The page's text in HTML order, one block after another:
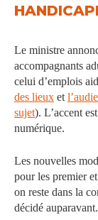
Le ministre
accompagnants
celui d’emplois
des lieux et
sujet). L’accent
numérique.
Les nouvelles
pour les premier
on reste dans la
décidé auparavant.